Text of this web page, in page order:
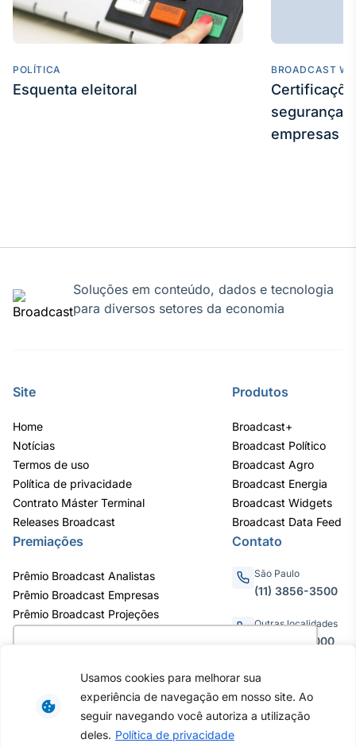
como você interage em nosso site e
personalizar conteúdo. Ao utilizar este site, você
concorda com o uso de cookies.
Saiba mais
Usamos cookies para melhorar sua
experiência de navegação em nosso site. Ao
seguir navegando você autoriza a utilização
deles. Política de privacidade
POLÍTICA
Esquenta eleitoral
BROADCAST
segurança
empresas
Soluções em conteúdo, dados e tecnologia
para diversos setores da economia
Site
Home
Notícias
Termos de uso
Política de privacidade
Contrato Máster Terminal
Releases Broadcast
Produtos
Broadcast+
Broadcast Político
Broadcast Agro
Broadcast Energia
Broadcast Widgets
Broadcast Data Feed
Premiações
Prêmio Broadcast Analistas
Prêmio Broadcast Empresas
Prêmio Broadcast Projeções
Contato
São Paulo
(11) 3856-3500
Outras localidades
0800.011.3000
Av. Eng. Caetano Álvares, 55 - 3º e
6º andar, Bairro do Limão, São
Paulo / SP, CEP 02598-900 -